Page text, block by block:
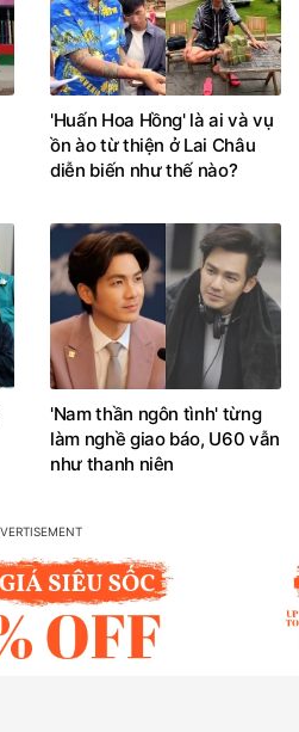
'Huấn Hoa Hồng' là ai và vụ
ồn ào từ thiện ở Lai Châu
diễn biến như thế nào?
'Nam thần ngôn tình' từng
làm nghề giao báo, U60 vẫn
như thanh niên